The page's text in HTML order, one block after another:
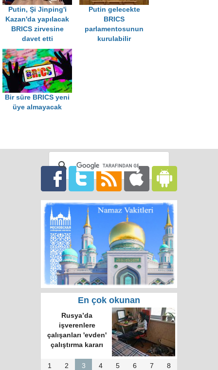
Putin, Şi Jinping'i
Kazan'da yapılacak
BRICS zirvesine
davet etti
Putin gelecekte
BRICS
parlamentosunun
kurulabilir
Bir süre BRICS yeni
üye almayacak
En çok okunan
Rusya’da
işverenlere
çalışanları 'evden'
çalıştırma kararı
1 2 3 4 5 6 7 8